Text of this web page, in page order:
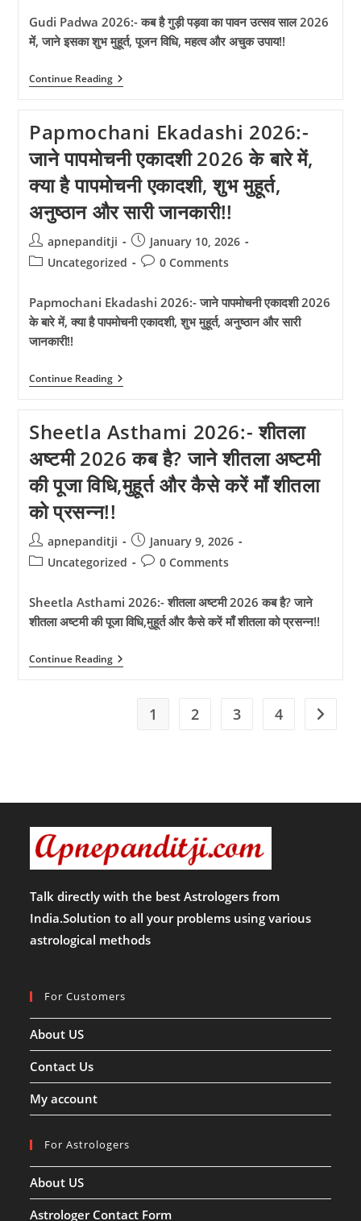
महत्व
और
अचुक
Gudi Padwa 2026:- कब है गुड़ी पड़वा का पावन उत्सव साल 2026
में, जाने इसका शुभ मुहूर्त, पूजन विधि, महत्व और अचुक उपाय!!
Continue ReadingGudi
Padwa
है
गुड़ी
पड़वा
का
पावन
उत्सव
साल
2026
में,
जाने
इसका
शुभ
पूजन
विधि,
महत्व
Papmochani Ekadashi 2026:-
जाने पापमोचनी एकादशी 2026 के बारे में,
क्या है पापमोचनी एकादशी, शुभ मुहूर्त,
अनुष्ठान और सारी जानकारी!!
Post
author:
apnepanditji
Post
published:
January 10, 2026
PostUncategorized
Post0 Comments
Papmochani Ekadashi 2026:- जाने पापमोचनी एकादशी 2026
के बारे में, क्या है पापमोचनी एकादशी, शुभ मुहूर्त, अनुष्ठान और सारी
जानकारी!!
Continue ReadingPapmochani
Ekadashi
पापमोचनी
एकादशी
2026
के
बारे
में,
क्या
है
पापमोचनी
एकादशी,
शुभ
मुहूर्त,
और
सारी
जानकारी!!
Sheetla Asthami 2026:- शीतला
अष्टमी 2026 कब है? जाने शीतला अष्टमी
की पूजा विधि,मुहूर्त और कैसे करें माँ शीतला
को प्रसन्न!!
Post
author:
apnepanditji
Post
published:
January 9, 2026
PostUncategorized
Post0 Comments
Sheetla Asthami 2026:- शीतला अष्टमी 2026 कब है? जाने
शीतला अष्टमी की पूजा विधि,मुहूर्त और कैसे करें माँ शीतला को प्रसन्न!!
Continue ReadingSheetla
Asthami
की
विधि,मुहूर्त
और
कैसे
शीतला
को
प्रसन्न!!
1 2 3 4 Go to
Talk directly with the best Astrologers from
India.Solution to all your problems using various
astrological methods
For Customers
About US
Contact Us
My account
For Astrologers
About US
Astrologer Contact Form